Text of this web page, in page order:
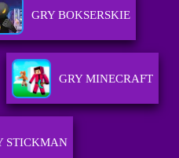
GRY BOKSERSKIE
GRY MINECRAFT
STICKMAN